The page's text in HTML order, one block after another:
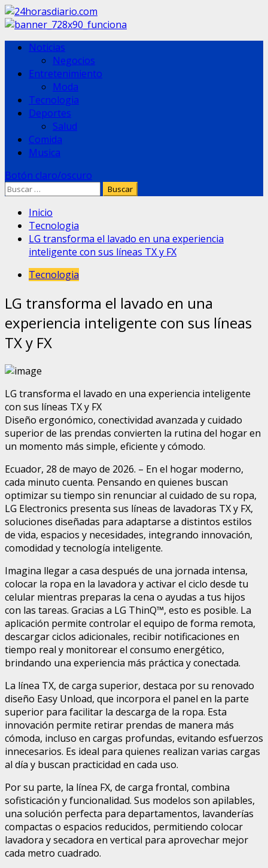
Saltar
al
Menú
principal
Noticias
Negocios
Entretenimiento
Moda
Tecnologia
Deportes
Salud
Comida
Musica
Botón claro/oscuro
Buscar:
Inicio
Tecnologia
LG transforma el lavado en una experiencia
inteligente con sus líneas TX y FX
Tecnologia
LG transforma el lavado en una
experiencia inteligente con sus líneas
TX y FX
LG transforma el lavado en una experiencia inteligente
con sus líneas TX y FX
Diseño ergonómico, conectividad avanzada y cuidado
superior de las prendas convierten la rutina del hogar en
un momento más simple, eficiente y cómodo.
Ecuador, 28 de mayo de 2026. – En el hogar moderno,
cada minuto cuenta. Pensando en quienes buscan
optimizar su tiempo sin renunciar al cuidado de su ropa,
LG Electronics presenta sus líneas de lavadoras TX y FX,
soluciones diseñadas para adaptarse a distintos estilos
de vida, espacios y necesidades, integrando innovación,
comodidad y tecnología inteligente.
Imagina llegar a casa después de una jornada intensa,
colocar la ropa en la lavadora y activar el ciclo desde tu
celular mientras preparas la cena o ayudas a tus hijos
con las tareas. Gracias a LG ThinQ™, esto es posible. La
aplicación permite controlar el equipo de forma remota,
descargar ciclos adicionales, recibir notificaciones en
tiempo real y monitorear el consumo energético,
brindando una experiencia más práctica y conectada.
La línea TX, de carga superior, destaca por su renovado
diseño Easy Unload, que incorpora el panel en la parte
superior para facilitar la descarga de la ropa. Esta
innovación permite retirar prendas de manera más
cómoda, incluso en cargas profundas, evitando esfuerzos
innecesarios. Es ideal para quienes realizan varias cargas
al día y buscan practicidad en cada uso.
Por su parte, la línea FX, de carga frontal, combina
sofisticación y funcionalidad. Sus modelos son apilables,
una solución perfecta para departamentos, lavanderías
compactas o espacios reducidos, permitiendo colocar
lavadora y secadora en vertical para aprovechar mejor
cada metro cuadrado.